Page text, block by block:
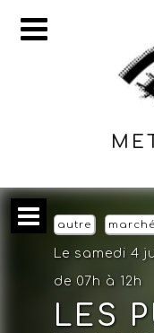
autre
Le samedi 4
de 07h à 12h
LES